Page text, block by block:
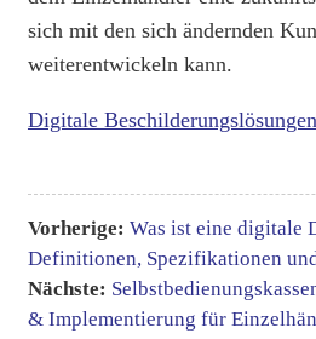
sich mit den sich ändernden
weiterentwickeln kann.
Digitale
Vorherige: Was ist eine digitale
Definitionen, Spezifikationen
Nächste:
& Implementierung für